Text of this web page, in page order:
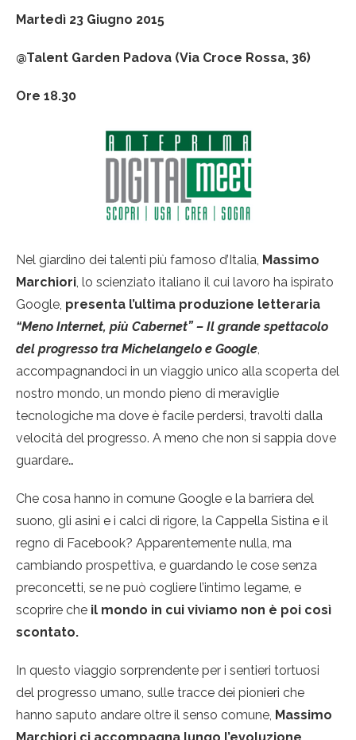
Martedì 23 Giugno 2015
@Talent Garden Padova (Via Croce Rossa, 36)
Ore 18.30
Nel giardino dei talenti più famoso d’Italia, Massimo
Marchiori , lo scienziato italiano il cui lavoro ha ispirato
Google, presenta l’ultima produzione letteraria
“Meno Internet, più Cabernet” – Il grande spettacolo
del progresso tra Michelangelo e Google
accompagnandoci in un viaggio unico alla scoperta del
nostro mondo, un mondo pieno di meraviglie
tecnologiche ma dove è facile perdersi, travolti dalla
velocità del progresso. A meno che non si sappia dove
guardare…
Che cosa hanno in comune Google e la barriera del
suono, gli asini e i calci di rigore, la Cappella Sistina e il
regno di Facebook? Apparentemente nulla, ma
cambiando prospettiva, e guardando le cose senza
preconcetti, se ne può cogliere l’intimo legame, e
scoprire che il mondo in cui viviamo non è poi così
scontato.
In questo viaggio sorprendente per i sentieri tortuosi
del progresso umano, sulle tracce dei pionieri che
hanno saputo andare oltre il senso comune, Massimo
Marchiori ci accompagna lungo l’evoluzione